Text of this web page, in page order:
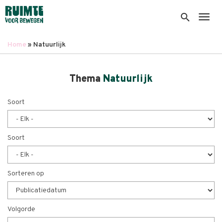
Overslaan
en
inhoud
search
Home Natuurlijk
Thema Natuurlijk
Soort
Soort
Sorteren op
Volgorde